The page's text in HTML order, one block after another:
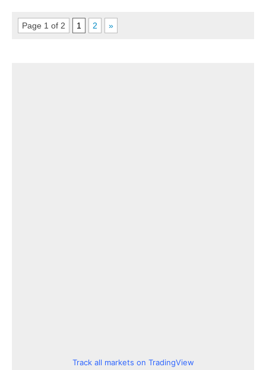
Page 1 of 2 1 2 »
Track all markets on TradingView